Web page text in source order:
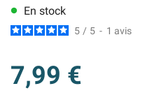
lens En stock
5 / 5 - 1 avis
7,99 €